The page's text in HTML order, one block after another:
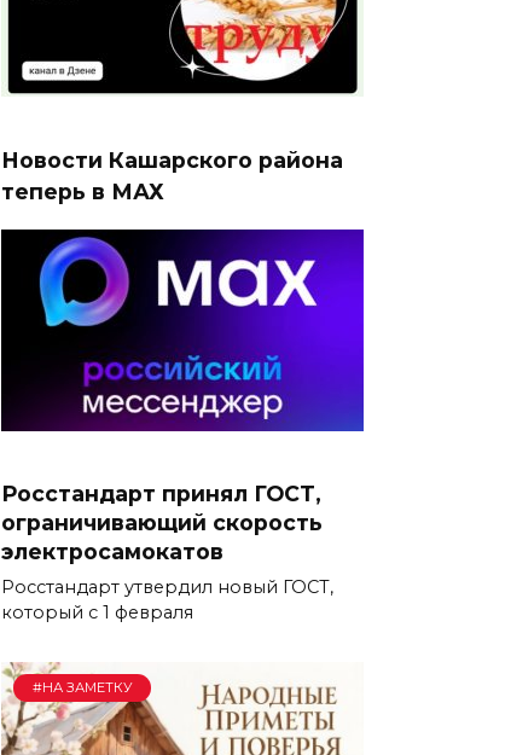
Новости Кашарского района
теперь в МАХ
Росстандарт принял ГОСТ,
ограничивающий скорость
электросамокатов
Росстандарт утвердил новый ГОСТ,
который с 1 февраля
#НА ЗАМЕТКУ